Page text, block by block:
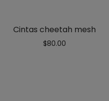
Cintas cheetah mesh
$80.00